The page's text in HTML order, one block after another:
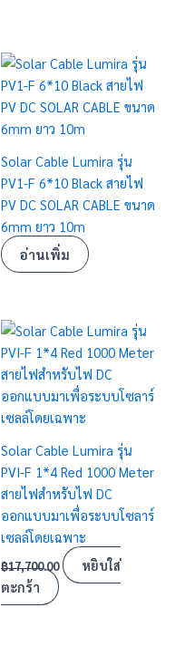
Solar Cable Lumira รุ่น
PV1-F 6*10 Black สายไฟ
PV DC SOLAR CABLE ขนาด
6mm ยาว 10m
อ่านเพิ่ม
Solar Cable Lumira รุ่น
PVI-F 1*4 Red 1000 Meter
สายไฟสำหรับไฟ DC
ออกแบบมาเพื่อระบบโซลาร์
เซลล์โดยเฉพาะ
฿17,700.00
หยิบใส่
ตะกร้า